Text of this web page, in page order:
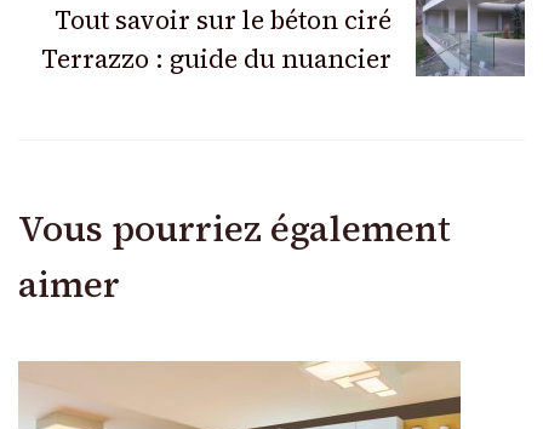
articles
Tout savoir sur le béton ciré
Terrazzo : guide du nuancier
Vous pourriez également
aimer